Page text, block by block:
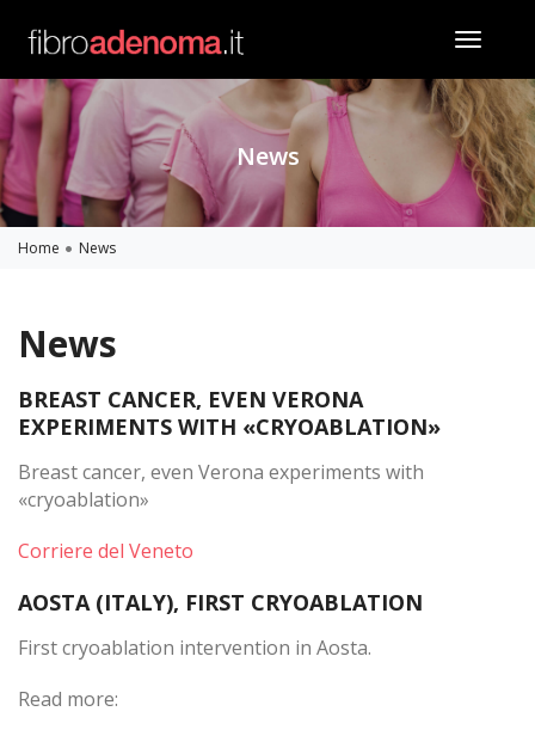
toggle
News
Home News
News
BREAST CANCER, EVEN VERONA
EXPERIMENTS WITH «CRYOABLATION»
Breast cancer, even Verona experiments with
«cryoablation»
Corriere del Veneto
AOSTA (ITALY), FIRST CRYOABLATION
First cryoablation intervention in Aosta.
Read more: